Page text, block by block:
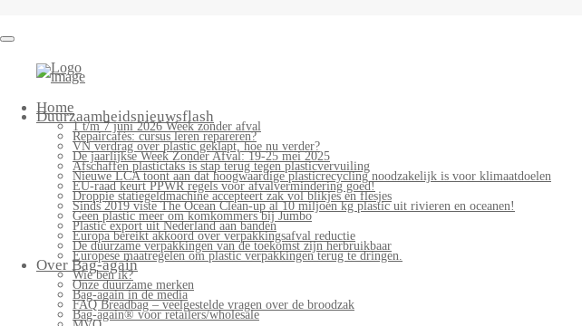
Home
Duurzaamheidsnieuwsflash
1 t/m 7 juni 2026 Week zonder afval
Repaircafés: cursus leren repareren?
VN verdrag over plastic geklapt, hoe nu verder?
De jaarlijkse Week Zonder Afval: 19-25 mei 2025
Afschaffen plastictaks is stap terug tegen plasticvervuiling
Nieuwe LCA toont aan dat hoogwaardige plasticrecycling noodzakelijk is voor klimaatdoelen
EU-raad keurt PPWR regels voor afvalvermindering goed!
Droppie statiegeldmachine accepteert zak vol blikjes en flesjes
Sinds 2019 viste The Ocean Clean-up al 10 miljoen kg plastic uit rivieren en oceanen!
Geen plastic meer om komkommers bij Jumbo
Plastic export uit Nederland aan banden
Europa bereikt akkoord over verpakkingsafval reductie
De duurzame verpakkingen van de toekomst zijn herbruikbaar
Europese maatregelen om plastic verpakkingen terug te dringen.
Over Bag-again
Wie ben ik?
Onze duurzame merken
Bag-again in de media
FAQ Breadbag – veelgestelde vragen over de broodzak
Bag-again® voor retailers/wholesale